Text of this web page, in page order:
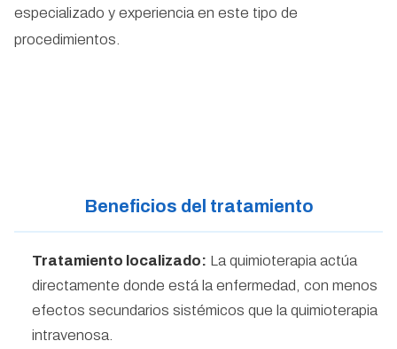
especializado y experiencia en este tipo de
procedimientos.
Beneficios del tratamiento
Tratamiento localizado: La quimioterapia actúa
directamente donde está la enfermedad, con menos
efectos secundarios sistémicos que la quimioterapia
intravenosa.